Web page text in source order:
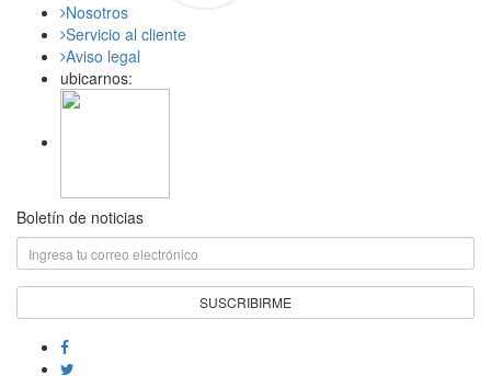
Nosotros
Servicio al cliente
Aviso legal
ubicarnos:
Boletín de noticias